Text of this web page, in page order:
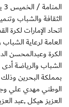
الثقافة والشباب
اتحاد الإمارات لكرة
العامة لرعاية
الكرة وعبدالمحسن
الشباب والرياضة أدى
بمملكة البحرين
الوطني مهدي علي
العزيز هيكل ,عبد